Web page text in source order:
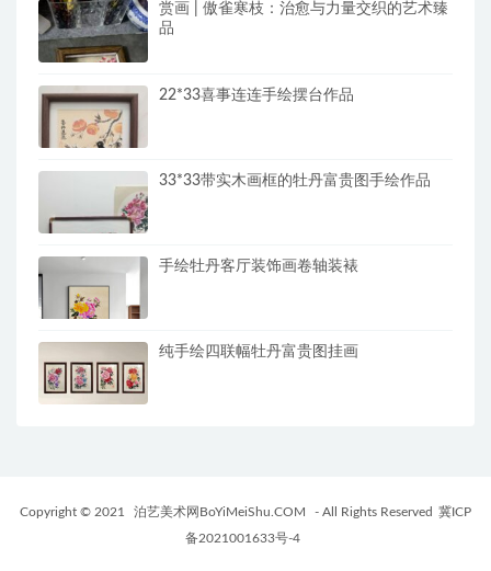
赏画 | 傲雀寒枝：治愈与力量交织的艺术臻
品
22*33喜事连连手绘摆台作品
33*33带实木画框的牡丹富贵图手绘作品
手绘牡丹客厅装饰画卷轴装裱
纯手绘四联幅牡丹富贵图挂画
Copyright © 2021 泊艺美术网BoYiMeiShu.COM - All Rights Reserved 冀ICP
备2021001633号-4